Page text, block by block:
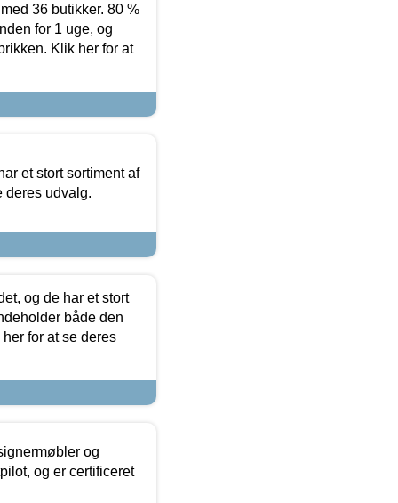
36 butikker. 80 %
for 1 uge, og
Klik her for at
et stort sortiment af
deres udvalg.
og de har et stort
både den
for at se deres
og
og er certificeret